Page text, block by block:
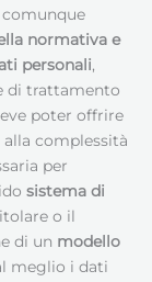
comunque
normativa e
personali,
di trattamento
poter offrire
complessità
per
sistema di
o il
di un modello
meglio i dati